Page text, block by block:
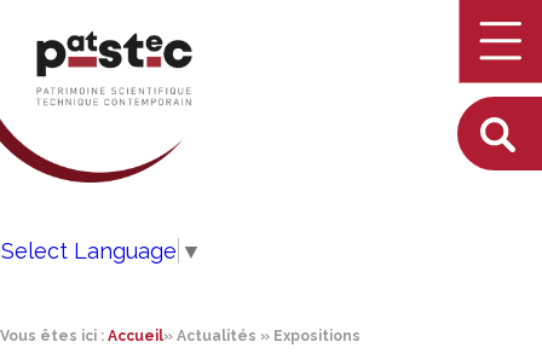
Select Language ▼
Vous êtes ici : Accueil» Actualités » Expositions